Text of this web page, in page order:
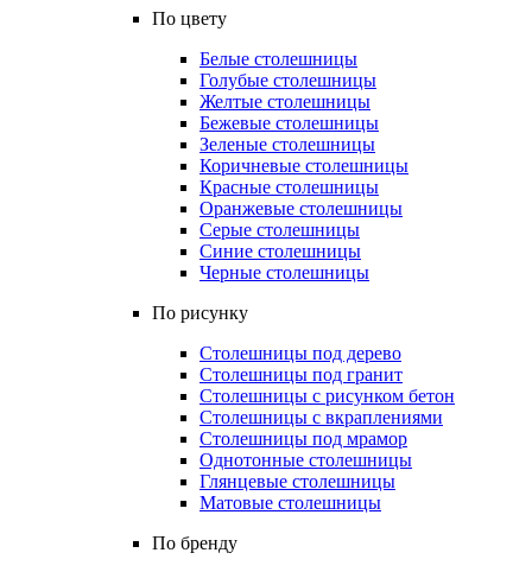
По цвету
Белые столешницы
Голубые столешницы
Желтые столешницы
Бежевые столешницы
Зеленые столешницы
Коричневые столешницы
Красные столешницы
Оранжевые столешницы
Серые столешницы
Синие столешницы
Черные столешницы
По рисунку
Столешницы под дерево
Столешницы под гранит
Столешницы с рисунком бетон
Столешницы с вкраплениями
Столешницы под мрамор
Однотонные столешницы
Глянцевые столешницы
Матовые столешницы
По бренду